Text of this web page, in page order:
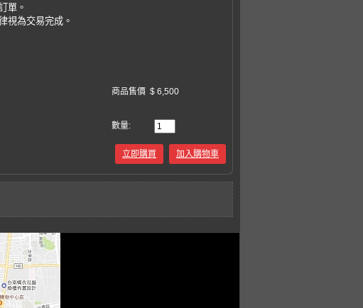
單。
視為交易完成。
商品售價 $ 6,500
數量:
立即購買 加入購物車